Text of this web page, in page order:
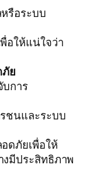
รือระบบ
อให้แน่ใจว่า
ย
บการ
ชนและระบบ
ดภัยเพื่อให้
งมีประสิทธิภาพ